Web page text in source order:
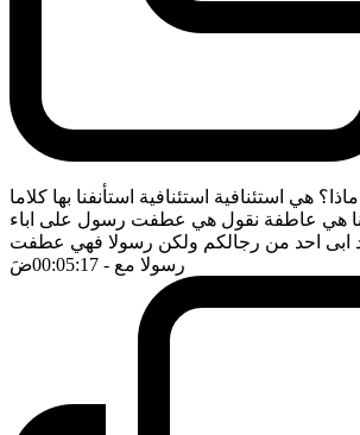
هي استئنافية استئنافية استأنفنا بها كلاما
هي عاطفة نقول هي عطفت رسول على اباء
ابى احد من رجالكم ولكن رسولا فهي عطفت
رسولا مع - 00:05:17 ضَ